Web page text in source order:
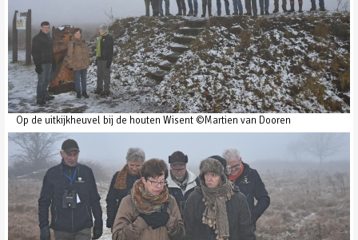
Op de uitkijkheuvel bij de houten Wisent ©Martien van Dooren